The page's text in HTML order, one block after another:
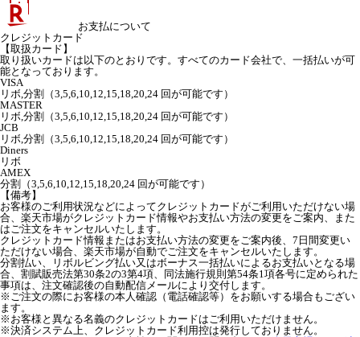
お支払について
クレジットカード
【取扱カード】
取り扱いカードは以下のとおりです。すべてのカード会社で、一括払いが可
能となっております。
VISA
リボ,分割（3,5,6,10,12,15,18,20,24 回が可能です）
MASTER
リボ,分割（3,5,6,10,12,15,18,20,24 回が可能です）
JCB
リボ,分割（3,5,6,10,12,15,18,20,24 回が可能です）
Diners
リボ
AMEX
分割（3,5,6,10,12,15,18,20,24 回が可能です）
【備考】
お客様のご利用状況などによってクレジットカードがご利用いただけない場
合、楽天市場がクレジットカード情報やお支払い方法の変更をご案内、また
はご注文をキャンセルいたします。
クレジットカード情報またはお支払い方法の変更をご案内後、7日間変更い
ただけない場合、楽天市場が自動でご注文をキャンセルいたします。
分割払い、リボルビング払い又はボーナス一括払いによるお支払いとなる場
合、割賦販売法第30条2の3第4項、同法施行規則第54条1項各号に定められた
事項は、注文確認後の自動配信メールにより交付します。
※ご注文の際にお客様の本人確認（電話確認等）をお願いする場合もござい
ます。
※お客様と異なる名義のクレジットカードはご利用いただけません。
※決済システム上、クレジットカード利用控は発行しておりません。